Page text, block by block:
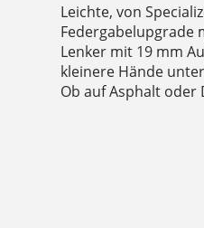
Leichte, von
Federgabelupgrade
Lenker mit 19 mm
kleinere Hände
Ob auf Asphalt oder